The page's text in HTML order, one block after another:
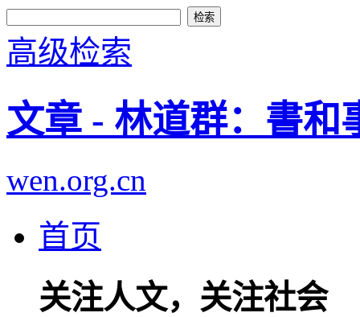
高级检索
文章 - 林道群：書和
wen.org.cn
首页
关注人文，关注社会